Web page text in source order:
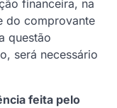
financeira, na
do comprovante
questão
será necessário
feita pelo